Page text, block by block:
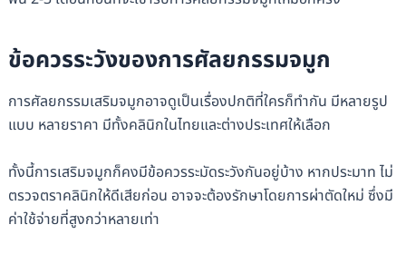
ข้อควรระวังของการศัลยกรรมจมูก
การศัลยกรรมเสริมจมูกอาจดูเป็นเรื่องปกติที่ใครก็ทำกัน มีหลายรูป
แบบ หลายราคา มีทั้งคลินิกในไทยและต่างประเทศให้เลือก
ทั้งนี้การเสริมจมูกก็คงมีข้อควรระมัดระวังกันอยู่บ้าง หากประมาท ไม่
ตรวจตราคลินิกให้ดีเสียก่อน อาจจะต้องรักษาโดยการผ่าตัดใหม่ ซึ่งมี
ค่าใช้จ่ายที่สูงกว่าหลายเท่า